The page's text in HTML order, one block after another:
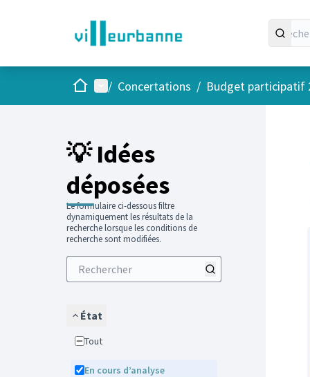
AccueilMenu principal
/ Concertations / Budget participatif
💡 Idées
déposées
Le formulaire ci-dessous filtre
dynamiquement les résultats de la
recherche lorsque les conditions de
recherche sont modifiées.
État
Tout
En cours d’analyse